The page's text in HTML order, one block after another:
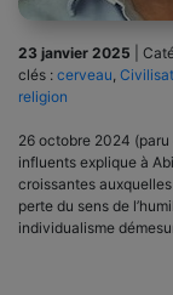
23 janvier 2025
clés : cerveau
religion
26 octobre 2024 (paru
influents explique à
croissantes
perte du sens de
individualisme